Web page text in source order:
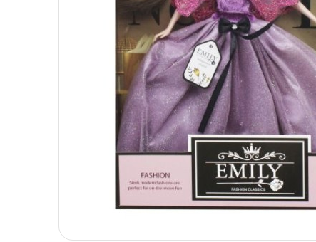
Детская косметика
Товары для праздника
Новогодние украшения
Детская мебель
Детская посуда
Детская книга
Товары для маленьких детей
Детская книга
Товары для маленьких детей
Уход и гигиена ребенка
Канцелярские товары